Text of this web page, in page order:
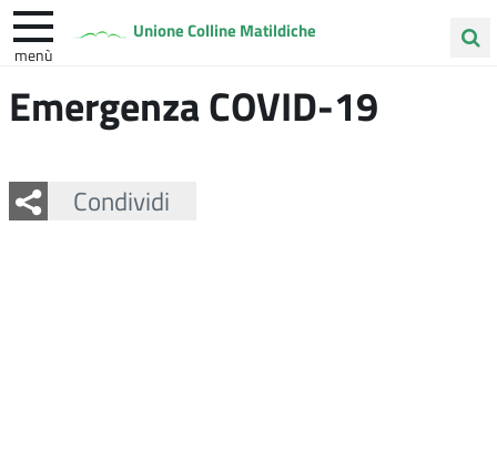
Unione Colline Matildiche
menù
nel
Quattro Castella Vezzano sul Crostolo
Emergenza COVID-19
Condividi
Facebook
Twitter
Whatsapp